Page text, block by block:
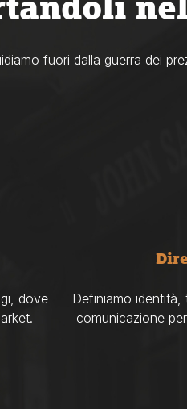
fuori dalla guerra dei
dove
Definiamo
comunicazione